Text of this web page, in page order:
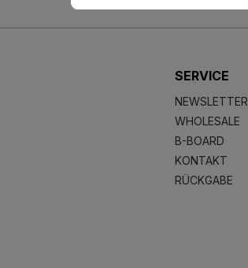
SERVICE
NEWSLETTER
WHOLESALE
B-BOARD
KONTAKT
RÜCKGABE